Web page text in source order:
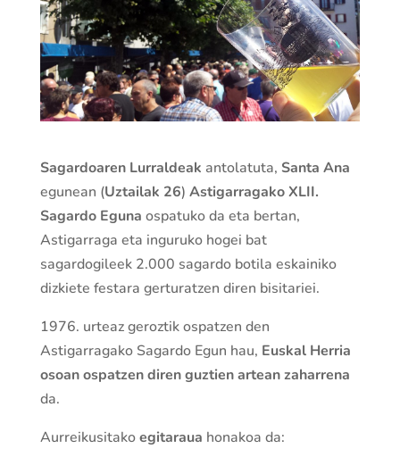
Sagardoaren Lurraldeak antolatuta, Santa Ana
egunean (Uztailak 26) Astigarragako XLII.
Sagardo Eguna ospatuko da eta bertan,
Astigarraga eta inguruko hogei bat
sagardogileek 2.000 sagardo botila eskainiko
dizkiete festara gerturatzen diren bisitariei.
1976. urteaz geroztik ospatzen den
Astigarragako Sagardo Egun hau, Euskal Herria
osoan ospatzen diren guztien artean zaharrena
da.
Aurreikusitakoegitaraua honakoa da: